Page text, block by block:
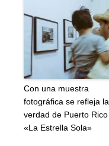
Con una muestra
fotográfica se refleja la
verdad de Puerto Rico
«La Estrella Sola»